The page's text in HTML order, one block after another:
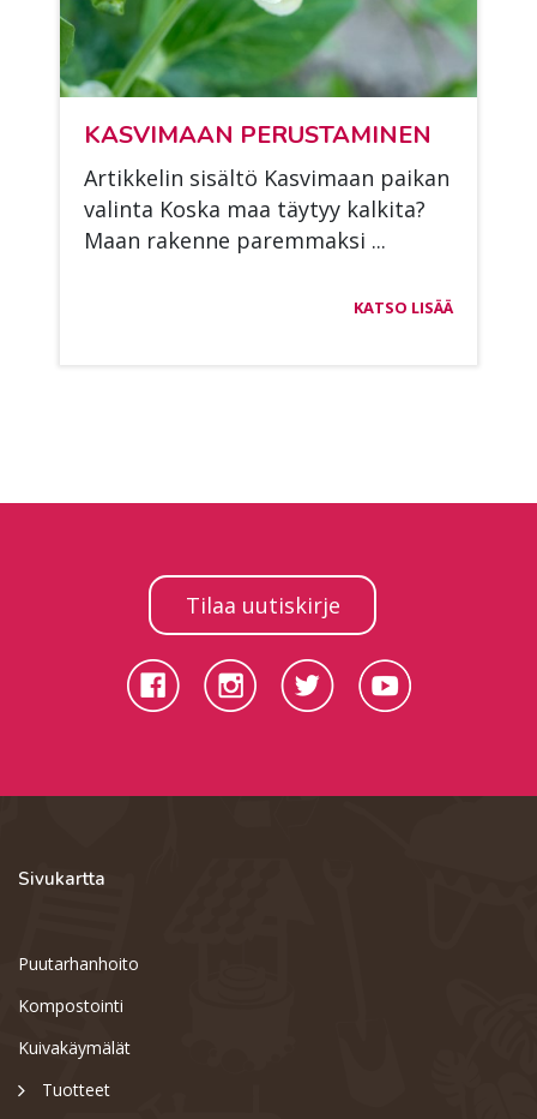
KAS­VI­MAAN PE­RUS­TA­MI­NEN
Ar­tik­ke­lin si­säl­tö Kas­vi­maan pai­kan
va­lin­ta Kos­ka maa täy­tyy kal­ki­ta?
Maan ra­ken­ne pa­rem­mak­si ...
KATSO LISÄÄ
Tilaa uutiskirje
Sivukartta
Puutarhanhoito
Kompostointi
Kuivakäymälät
Tuotteet